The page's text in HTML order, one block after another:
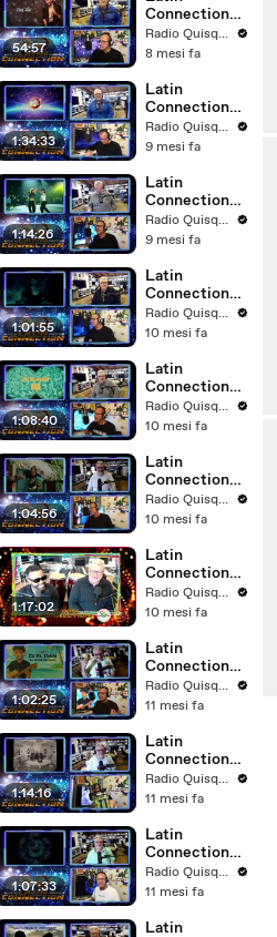
54:57
Connection
04.12.2025Radio Quisqueya
8 mesi fa
1:34:33
Latin
Connection
13.11.2025Radio Quisqueya
9 mesi fa
1:14:26
Latin
Connection
23.10.2025Radio Quisqueya
9 mesi fa
1:01:55
Latin
Connection
16.10.2025Radio Quisqueya
10 mesi fa
1:08:40
Latin
Connection
09.10.2025Radio Quisqueya
10 mesi fa
1:04:56
Latin
Connection
02.10.2025Radio Quisqueya
10 mesi fa
1:17:02
Latin
Connection
25.09.2025
Radio Quisqueya
10 mesi fa
1:02:25
Latin
Connection
18.09.2025Radio Quisqueya
11 mesi fa
1:14:16
Latin
Connection
03.09.2025
Radio Quisqueya
11 mesi fa
1:07:33
Latin
Connection
28.08.2025
Radio Quisqueya
11 mesi fa
Latin